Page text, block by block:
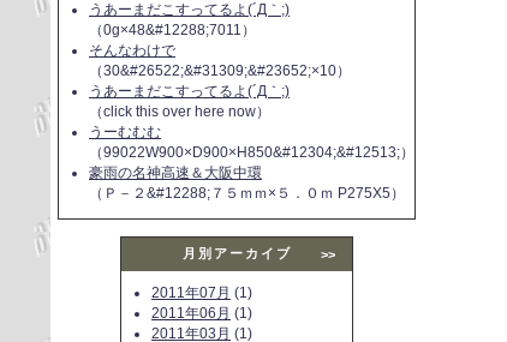
うあーまだこすってるよ(´Д｀;)
（0g×48&#12288;7011）
そんなわけで
（30&#26522;&#31309;&#23652;×10）
うあーまだこすってるよ(´Д｀;)
（click this over here now）
うーむむむ
（99022W900×D900×H850&#12304;&#12513;）
豪雨の名神高速＆大阪中環
（Ｐ－２&#12288;７５ｍｍ×５．０ｍ P275X5）
月別アーカイブ >>
2011年07月 (1)
2011年06月 (1)
2011年03月 (1)